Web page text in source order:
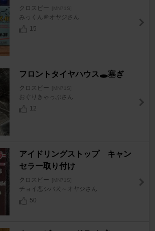
クロスビー [MN71S]
みっくん＠オヤジさん
15
フロントタイヤハウス🕳️塞ぎ
クロスビー [MN71S]
おぐりきゃっぷさん
12
アイドリングストップ キャン
セラー取り付け
クロスビー [MN71S]
チョイ悪シバ犬～オヤジさん
50